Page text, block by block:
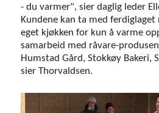
- du varmer", sier daglig leder
Kundene kan ta med
eget kjøkken for kun å varme
samarbeid med råvare-
Humstad Gård, Stokkøy Bakeri,
sier Thorvaldsen.